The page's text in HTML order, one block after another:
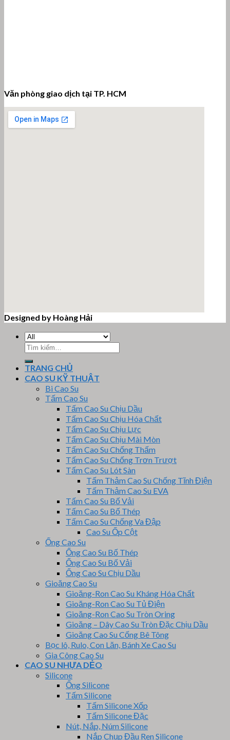
Văn phòng giao dịch tại TP. HCM
Designed by Hoàng Hải
Tìm
kiếm:
TRANG CHỦ
CAO SU KỸ THUẬT
Bi Cao Su
Tấm Cao Su
Tấm Cao Su Chịu Dầu
Tấm Cao Su Chịu Hóa Chất
Tấm Cao Su Chịu Lực
Tấm Cao Su Chịu Mài Mòn
Tấm Cao Su Chống Thấm
Tấm Cao Su Chống Trơn Trượt
Tấm Cao Su Lót Sàn
Tấm Thảm Cao Su Chống Tĩnh Điện
Tấm Thảm Cao Su EVA
Tấm Cao Su Bố Vải
Tấm Cao Su Bố Thép
Tấm Cao Su Chống Va Đập
Cao Su Ốp Cột
Ống Cao Su
Ống Cao Su Bố Thép
Ống Cao Su Bố Vải
Ống Cao Su Chịu Dầu
Gioăng Cao Su
Gioăng-Ron Cao Su Kháng Hóa Chất
Gioăng-Ron Cao Su Tủ Điện
Gioăng-Ron Cao Su Tròn Oring
Gioăng – Dây Cao Su Tròn Đặc Chịu Dầu
Gioăng Cao Su Cống Bê Tông
Bọc lô, Rulo, Con Lăn, Bánh Xe Cao Su
Gia Công Cao Su
CAO SU NHỰA DẺO
Silicone
Ống Silicone
Tấm Silicone
Tấm Silicone Xốp
Tấm Silicone Đặc
Nút, Nắp, Núm Silicone
Nắp Chụp Đầu Ren Silicone